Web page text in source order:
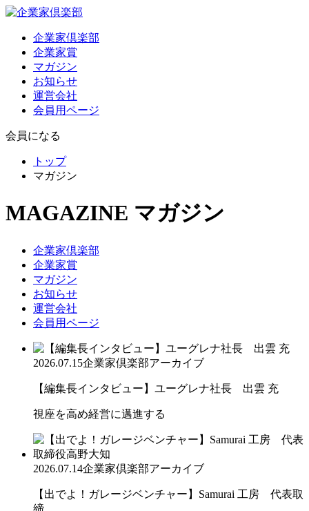
企業家倶楽部
企業家賞
マガジン
お知らせ
運営会社
会員用ページ
会員になる
トップ
マガジン
MAGAZINE マガジン
企業家倶楽部
企業家賞
マガジン
お知らせ
運営会社
会員用ページ
2026.07.15企業家倶楽部アーカイブ
【編集長インタビュー】ユーグレナ社長 出雲 充
視座を高め経営に邁進する
2026.07.14企業家倶楽部アーカイブ
【出でよ！ガレージベンチャー】Samurai 工房 代表取
締...